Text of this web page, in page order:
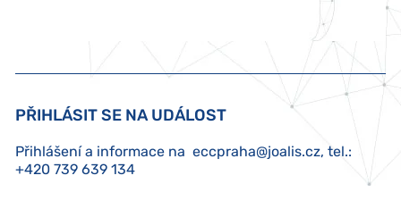
PŘIHLÁSIT SE NA UDÁLOST
Přihlášení a informace na eccpraha@joalis.cz, tel.:
+420 739 639 134